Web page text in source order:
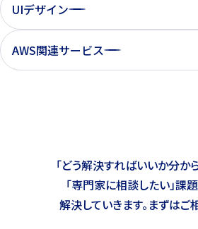
UIデザイン
AWS関連サービス
「どう解決すればいいか分か
「専門家に相談したい」課
解決していきます。まずはご